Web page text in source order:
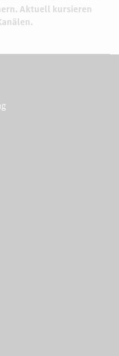
Aktuell kursieren